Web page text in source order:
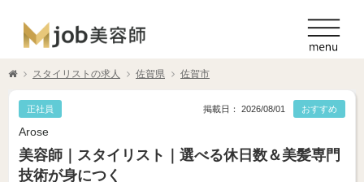
スタイリストの求人 佐賀県 佐賀市
正社員 おすすめ
掲載日： 2026/08/01
Arose
美容師｜スタイリスト｜選べる休日数＆美髪専門
技術が身につく